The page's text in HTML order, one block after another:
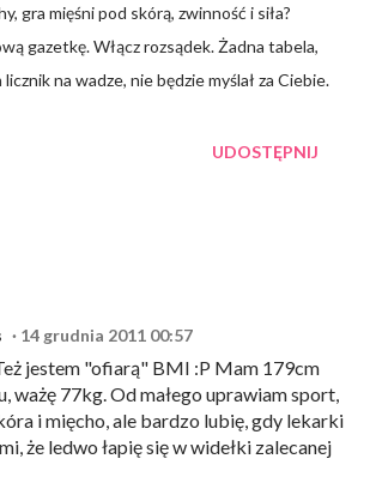
gra mięśni pod skórą, zwinność i siła?
gazetkę. Włącz rozsądek. Żadna tabela,
na wadze, nie będzie myślał za Ciebie.
UDOSTĘPNIJ
14 grudnia 2011 00:57
jestem "ofiarą" BMI :P Mam 179cm
ważę 77kg. Od małego uprawiam sport,
i mięcho, ale bardzo lubię, gdy lekarki
że ledwo łapię się w widełki zalecanej